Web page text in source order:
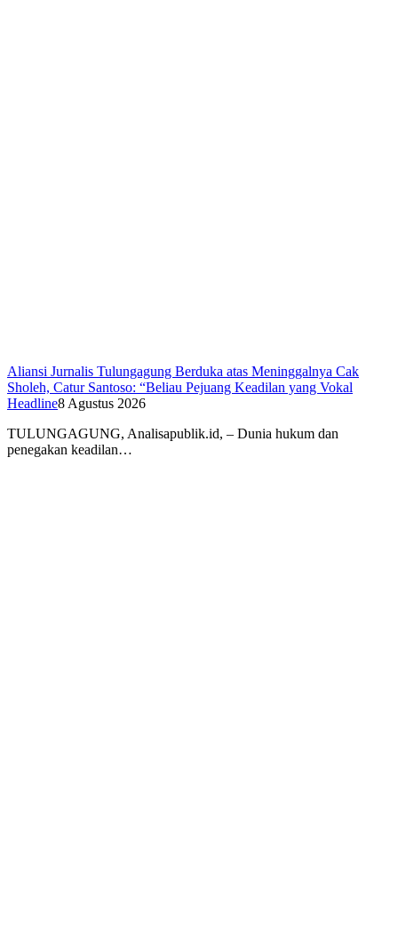
Aliansi Jurnalis Tulungagung Berduka atas Meninggalnya Cak
Sholeh, Catur Santoso: “Beliau Pejuang Keadilan yang Vokal
Headline8 Agustus 2026
​TULUNGAGUNG, Analisapublik.id, – Dunia hukum dan
penegakan keadilan…